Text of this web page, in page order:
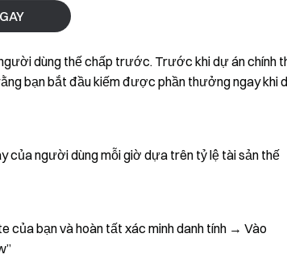
dùng thế chấp trước. Trước khi dự án chính
bạn bắt đầu kiếm được phần thưởng ngay khi
của người dùng mỗi giờ dựa trên tỷ lệ tài sản thế
của bạn và hoàn tất xác minh danh tính → Vào